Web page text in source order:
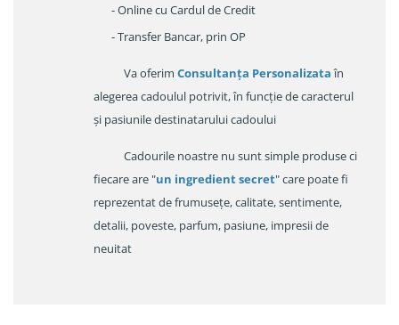
- Online cu Cardul de Credit
- Transfer Bancar, prin OP
Va oferim Consultanța Personalizataîn
alegerea cadoulul potrivit, în funcție de caracterul
și pasiunile destinatarului cadoului
Cadourile noastre nu sunt simple produse ci
fiecare are "un ingredient secret" care poate fi
reprezentat de frumusețe, calitate, sentimente,
detalii, poveste, parfum, pasiune, impresii de
neuitat